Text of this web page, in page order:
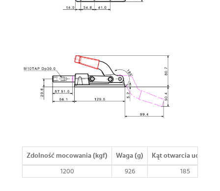
Zdolność mocowania (kgf) Waga (g) Kąt otwarcia uchwytu
1200 926 185